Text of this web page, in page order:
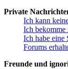
Private
Ich kann
Ich bekomme
Ich habe eine
Forums
Freunde und